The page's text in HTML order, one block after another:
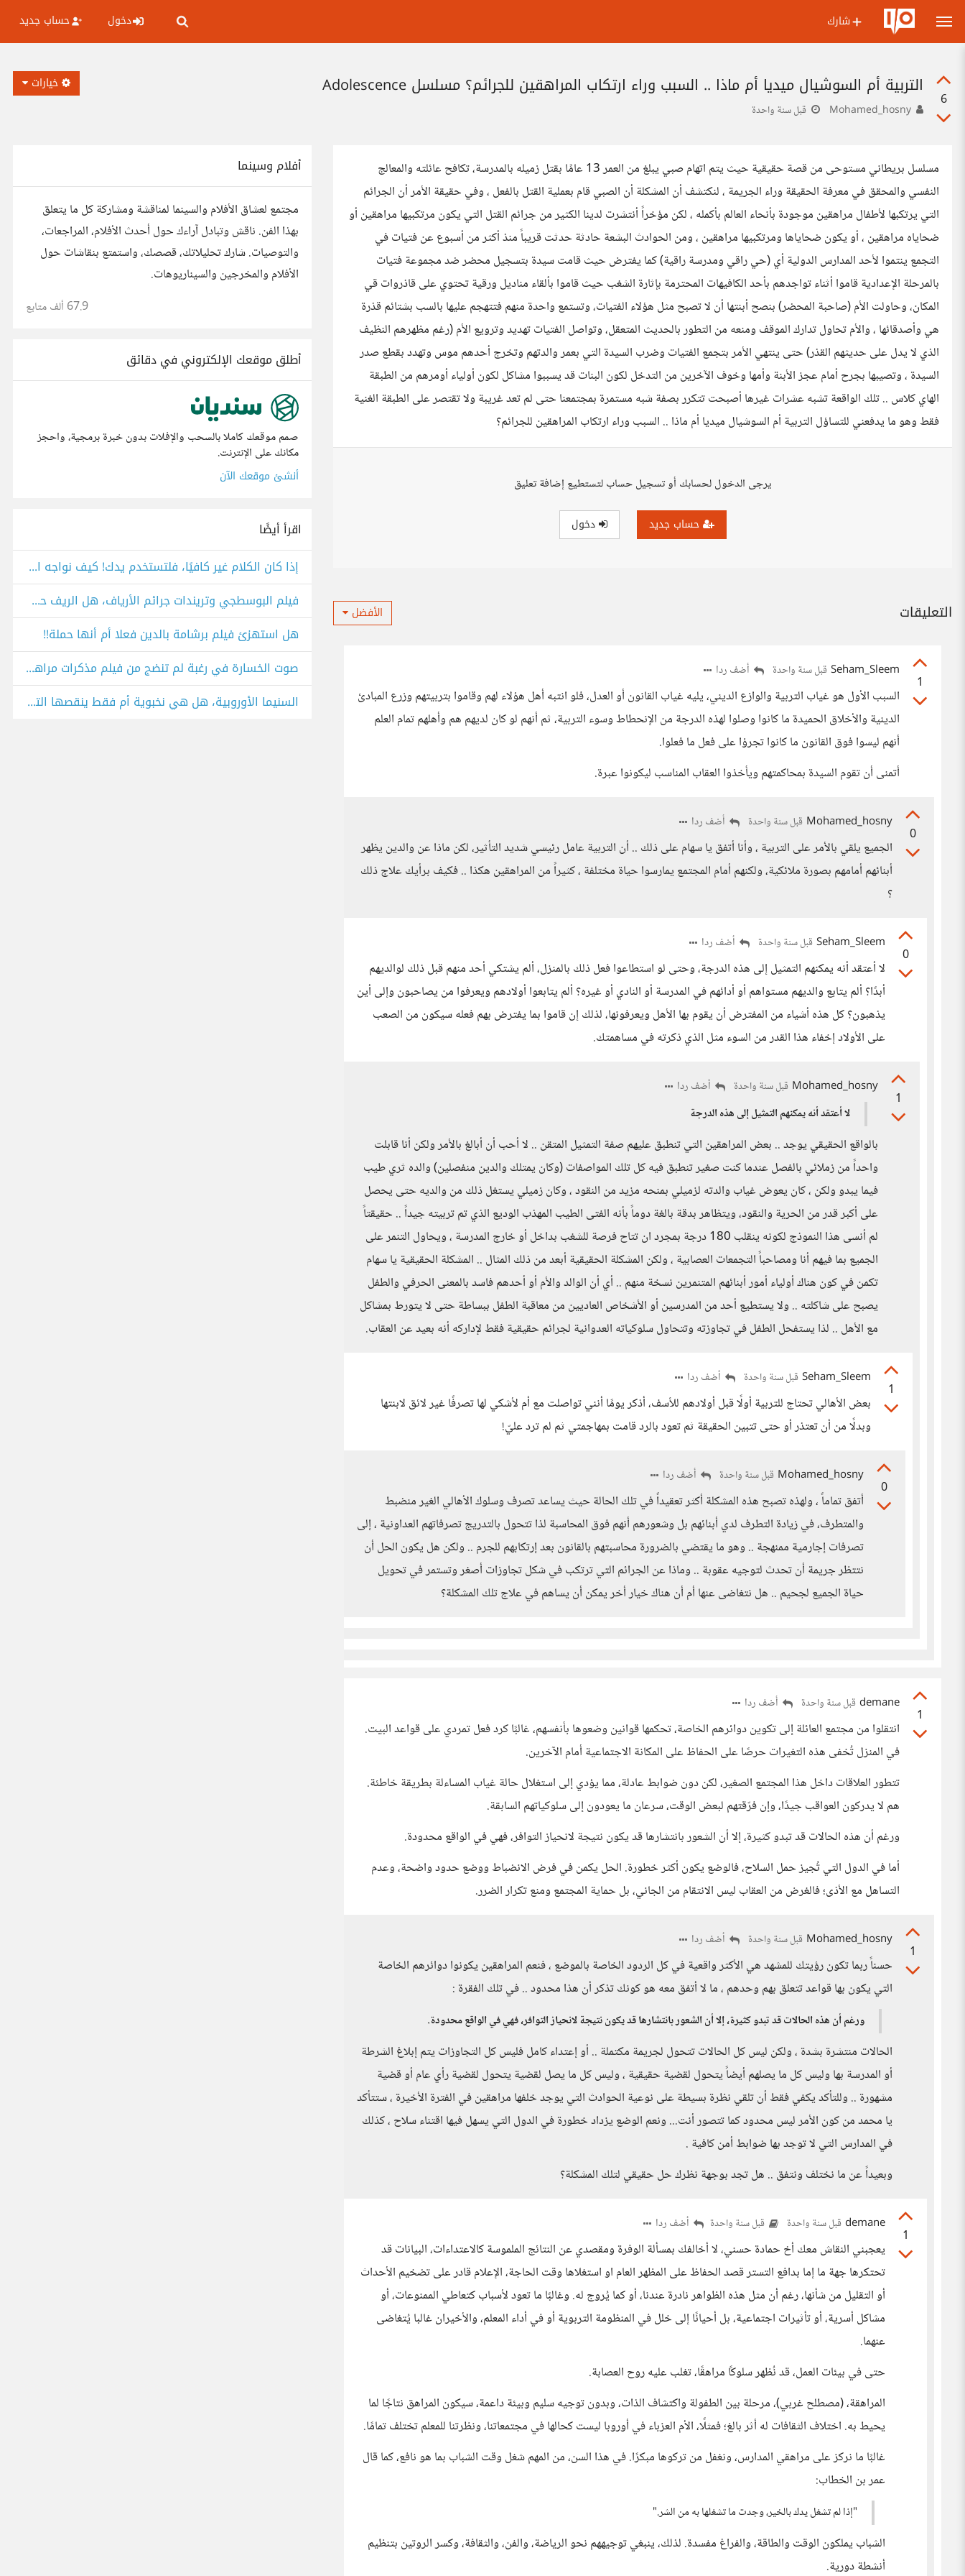
شارك دخول حساب جديد
6
التربية أم السوشيال ميديا أم ماذا .. السبب وراء ارتكاب المراهقين للجرائم؟ مسلسل Adolescence
قبل سنة واحدة
خيارات
مسلسل بريطاني مستوحى من قصة حقيقية حيث يتم اتهام صبي يبلغ من العمر 13 عامًا بقتل زميله بالمدرسة، تكافح عائلته والمعالج
النفسي والمحقق في معرفة الحقيقة وراء الجريمة ، لنكتشف أن المشكلة أن الصبي قام بعملية القتل بالفعل ، وفي حقيقة الأمر أن الجرائم
التي يرتكبها لأطفال مراهقين موجودة بأنحاء العالم بأكمله ، لكن مؤخراً أنتشرت لدينا الكثير من جرائم القتل التي يكون مرتكبيها مراهقين أو
ضحاياه مراهقين ، أو يكون ضحاياها ومرتكبيها مراهقين ، ومن الحوادث البشعة حادثة حدثت قريباً منذ أكثر من أسبوع عن فتيات في
التجمع ينتموا لأحد المدارس الدولية أي (حي راقي ومدرسة راقية) كما يفترض حيث قامت سيدة بتسجيل محضر ضد مجموعة فتيات
بالمرحلة الإعدادية قاموا أثناء تواجدهم بأحد الكافيهات المحترمة بإثارة الشغب حيث قاموا بألقاء مناديل ورقية تحتوي على قاذروات قي
المكان، وحاولت الأم (صاحبة المحضر) بنصح أبنتها أن لا تصبح مثل هؤلاء الفتيات، وتستمع واحدة منهم فتتهجم عليها بالسب بشتائم قذرة
هي وأصدقائها ، والأم تحاول تدارك الموقف ومنعه من التطور بالحديث المتعقل، وتواصل الفتيات تهديد وترويع الأم (رغم مظهرهم النظيف
الذي لا يدل على حديثهم القذر) حتى ينتهي الأمر بتجمع الفتيات وضرب السيدة التي بعمر والدتهم وتخرج أحدهم موس وتهدد بقطع صدر
السيدة ، وتصيبها بجرح أمام عجز الأبنة وأمها وخوف الآخرين من التدخل لكون البنات قد يسببوا مشاكل لكون أولياء أومرهم من الطبقة
الهاي كلاس .. تلك الواقعة تشبه عشرات غيرها أصبحت تتكرر بصفة شبه مستمرة بمجتمعنا حتى لم تعد غريبة ولا تقتصر على الطبقة الغنية
فقط وهو ما يدفعني للتساؤل التربية أم السوشيال ميديا أم ماذا .. السبب وراء ارتكاب المراهقين للجرائم؟
يرجى الدخول لحسابك أو تسجيل حساب لتستطيع إضافة تعليق
حساب جديد دخول
التعليقات الأفضل
1
Seham_Sleem قبل سنة واحدة أضف ردا
السبب الأول هو غياب التربية والوازع الديني، يليه غياب القانون أو العدل، فلو انتبه أهل هؤلاء لهم وقاموا بتربيتهم وزرع المبادئ
الدينية والأخلاق الحميدة ما كانوا وصلوا لهذه الدرجة من الإنحطاط وسوء التربية، ثم أنهم لو كان لديهم هم وأهلهم تمام العلم
أنهم ليسوا فوق القانون ما كانوا تجرؤا على فعل ما فعلوا.
أتمنى أن تقوم السيدة بمحاكمتهم ويأخذوا العقاب المناسب ليكونوا عبرة.
0
Mohamed_hosny قبل سنة واحدة أضف ردا
الجميع يلقي بالأمر على التربية ، وأنا أتفق يا سهام على ذلك .. أن التربية عامل رئيسي شديد التأثير، لكن ماذا عن والدين يظهر
أبنائهم أمامهم بصورة ملائكية، ولكنهم أمام المجتمع يمارسوا حياة مختلفة ، كثيراً من المراهقين هكذا .. فكيف برأيك علاج ذلك
؟
0
Seham_Sleem قبل سنة واحدة أضف ردا
لا أعتقد أنه يمكنهم التمثيل إلى هذه الدرجة، وحتى لو استطاعوا فعل ذلك بالمنزل، ألم يشتكي أحد منهم قبل ذلك لوالديهم
أبدًا؟ ألم يتابع والديهم مستواهم أو أدائهم في المدرسة أو النادي أو غيره؟ ألم يتابعوا أولادهم ويعرفوا من يصاحبون وإلى أين
يذهبون؟ كل هذه أشياء من المفترض أن يقوم بها الأهل ويعرفونها، لذلك إن قاموا بما يفترض بهم فعله سيكون من الصعب
على الأولاد إخفاء هذا القدر من السوء مثل الذي ذكرته في مساهمتك.
1
Mohamed_hosny قبل سنة واحدة
أضف ردا
لا أعتقد أنه يمكنهم التمثيل إلى هذه الدرجة
بالواقع الحقيقي يوجد .. بعض المراهقين التي تنطبق عليهم صفة التمثيل المتقن .. لا أحب أن أبالغ بالأمر ولكن أنا قابلت
واحداً من زملائي بالفصل عندما كنت صغير تنطبق فيه كل تلك المواصفات (وكان يمتلك والدين منفصلين) والده ثري طيب
فيما يبدو ولكن ، كان يعوض غياب والدته لزميلي بمنحه مزيد من النقود ، وكان زميلي يستغل ذلك من والديه حتى يحصل
على أكبر قدر من الحرية والنقود، ويتظاهر بدقة بالغة دوماً بأنه الفتى الطيب المهذب الوديع الذي تم تربيته جيداً .. حقيقتاً
لم أنسى هذا النموذج لكونه ينقلب 180 درجة بمجرد ان تتاح فرصة للشغب بداخل أو خارج المدرسة ، ويحاول التنمر على
الجميع بما فيهم أنا ومصاحباً التجمعات العصابية ، ولكن المشكلة الحقيقية أبعد من ذلك المثال .. المشكلة الحقيقية يا سهام
تكمن في كون هناك أولياء أمور أبنائهم المتنمرين نسخة منهم .. أي أن الوالد والأم أو أحدهم فاسد بالمعنى الحرفي والطفل
يصبح على شاكلته .. ولا يستطيع أحد من المدرسين أو الأشخاص العاديين من معاقبة الطفل ببساطة حتى لا يتورط بمشاكل
مع الأهل .. لذا يستفحل الطفل في تجاوزته وتتحاول سلوكياته العدوانية لجرائم حقيقية فقط لإداركه أنه بعيد عن العقاب.
1
Seham_Sleem قبل سنة واحدة أضف ردا
بعض الأهالي تحتاج للتربية أولًا قبل أولادهم للأسف، أذكر يومًا أنني تواصلت مع أم لأشكي لها تصرفًا غير لائق لابنتها
وبدلًا من أن تعتذر أو حتى تتبين الحقيقة ثم تعود بالرد قامت بمهاجمتي ثم لم ترد عليّ!
0
Mohamed_hosny قبل سنة واحدة أضف ردا
أتفق تماماً ، ولهذه تصبح هذه المشكلة أكثر تعقيداً في تلك الحالة حيث يساعد تصرف وسلوك الأهالي الغير منضبط
والمتطرف، في زيادة التطرف لدي أبنائهم بل وشعورهم أنهم فوق المحاسبة لذا تتحول بالتدريج تصرفاتهم العداونية ، إلى
تصرفات إجارمية ممنهجة .. وهو ما يقتضي بالضرورة محاسبتهم بالقانون بعد إرتكابهم للجرم .. ولكن هل يكون الحل أن
نتتظر جريمة أن تحدث لتوجيه عقوبة .. وماذا عن الجرائم التي ترتكب في شكل تجاوزات أصغر وتستمر في تحويل
حياة الجميع لجحيم .. هل نتغاضى عنها أم أن هناك خيار أخر يمكن أن يساهم في علاج تلك المشكلة؟
1
demane قبل سنة واحدة أضف ردا
انتقلوا من مجتمع العائلة إلى تكوين دوائرهم الخاصة، تحكمها قوانين وضعوها بأنفسهم، غالبًا كرد فعل تمردي على قواعد البيت.
في المنزل تُخفى هذه التغيرات حرصًا على الحفاظ على المكانة الاجتماعية أمام الآخرين.
تتطور العلاقات داخل هذا المجتمع الصغير، لكن دون ضوابط عادلة، مما يؤدي إلى استغلال حالة غياب المساءلة بطريقة خاطئة.
هم لا يدركون العواقب جيدًا، وإن فرّقتهم لبعض الوقت، سرعان ما يعودون إلى سلوكياتهم السابقة.
ورغم أن هذه الحالات قد تبدو كثيرة، إلا أن الشعور بانتشارها قد يكون نتيجة لانحياز التوافر، فهي في الواقع محدودة.
أما في الدول التي تُجيز حمل السلاح، فالوضع يكون أكثر خطورة. الحل يكمن في فرض الانضباط ووضع حدود واضحة، وعدم
التساهل مع الأذى؛ فالغرض من العقاب ليس الانتقام من الجاني، بل حماية المجتمع ومنع تكرار الضرر.
1
Mohamed_hosny قبل سنة واحدة أضف ردا
حسناً ربما تكون رؤيتك للمشهد هي الأكثر واقعية في كل الردود الخاصة بالموضع ، فنعم المراهقين يكونوا دوائرهم الخاصة
التي يكون بها قواعد تتعلق بهم وحدهم ، ما لا أتفق معه هو كونك تذكر أن هذا محدود .. في تلك الفقرة :
ورغم أن هذه الحالات قد تبدو كثيرة، إلا أن الشعور بانتشارها قد يكون نتيجة لانحياز التوافر، فهي في الواقع محدودة.
الحالات منتشرة بشدة ، ولكن ليس كل الحالات تتحول لجريمة مكتملة .. أو إعتداء كامل فليس كل التجاوزات يتم إبلاغ الشرطة
أو المدرسة بها وليس كل ما يصلهم أيضاً يتحول لقضية حقيقية ، وليس كل ما يصل لقضية يتحول لقضية رأي عام أو قضية
مشهورة .. وللتأكد يكفي فقط أن تلقي نظرة بسيطة على نوعية الحوادث التي يوجد خلفها مراهقين في الفترة الأخيرة ، ستتأكد
يا محمد من كون الأمر ليس محدود كما تتصور أنت... ونعم الوضع يزداد خطورة في الدول التي يسهل فيها اقتناء سلاح ، كذلك
في المدارس التي لا توجد بها ضوابط أمن كافية .
وبعيداً عن ما نختلف ونتفق .. هل تجد بوجهة نظرك حل حقيقي لتلك المشكلة؟
1
demane قبل سنة واحدة قبل سنة واحدة أضف ردا
يعجبني النقاش معك أخ حمادة حسني، لا أخالفك بمسألة الوفرة ومقصدي عن النتائج الملموسة كالاعتداءات، البيانات قد
تحتكرها جهة ما إما بدافع التستر قصد الحفاظ على المظهر العام او استغلاها وقت الحاجة، الإعلام قادر على تضخيم الأحداث
أو التقليل من شأنها، رغم أن مثل هذه الظواهر نادرة عندنا، أو كما يُروج له. وغالبًا ما تعود لأسباب كتعاطي الممنوعات، أو
مشاكل أسرية، أو تأثيرات اجتماعية، بل أحيانًا إلى خلل في المنظومة التربوية أو في أداء المعلم، والأخيران غالبا يُتغاضى
عنهما.
حتى في بيئات العمل، قد نُظهر سلوكًا مراهقًا، تغلب عليه روح العصابة.
المراهقة، (مصطلح غربي)، مرحلة بين الطفولة واكتشاف الذات، وبدون توجيه سليم وبيئة داعمة، سيكون المراهق نتاجًا لما
يحيط به. اختلاف الثقافات له أثر بالغ؛ فمثلًا، الأم العزباء في أوروبا ليست كحالها في مجتمعاتنا، ونظرتنا للمعلم تختلف تمامًا.
غالبًا ما نركز على مراهقي المدارس، ونغفل من تركوها مبكرًا. في هذا السن، من المهم شغل وقت الشباب بما هو نافع، كما قال
عمر بن الخطاب:
"إذا لم تشغل يدك بالخير، وجدت ما تشغلها به من الشر."
الشباب يملكون الوقت والطاقة، والفراغ مفسدة. لذلك، ينبغي توجيههم نحو الرياضة، والفن، والثقافة، وكسر الروتين بتنظيم
أنشطة دورية.
أفلام وسينما
مجتمع لعشاق الأفلام والسينما لمناقشة ومشاركة كل ما يتعلق
بهذا الفن. ناقش وتبادل آراءك حول أحدث الأفلام، المراجعات،
والتوصيات. شارك تحليلاتك، قصصك، واستمتع بنقاشات حول
الأفلام والمخرجين والسيناريوهات.
67.9 ألف متابع
أطلق موقعك الإلكتروني في دقائق
صمم موقعك كاملا بالسحب والإفلات بدون خبرة برمجية، واحجز
مكانك على الإنترنت.
أنشئ موقعك الآن
اقرأ أيضًا
إذا كان الكلام غير كافيًا، فلتستخدم يدك! كيف نواجه التنمر والجرائم في المدارس؟ من مسلسل teach you a lesson!
فيلم البوسطجي وتريندات جرائم الأرياف، هل الريف حقا أكثر أمانا أم أكثر تكتم على الجرائم من المدينة؟
هل استهزئ فيلم برشامة بالدين فعلا أم أنها حملة!!
صوت الخسارة في رغبة لم تنضج من فيلم مذكرات مراهقة
السنيما الأوروبية، هل هي نخبوية أم فقط ينقصها التسويق؟